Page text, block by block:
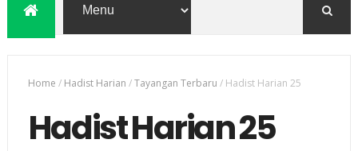
Home / Hadist Harian /Tayangan Terbaru / Hadist Harian 25
Hadist Harian 25